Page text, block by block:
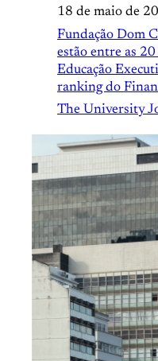
18 de maio de
Fundação Dom
estão entre as
Educação
ranking do
The University